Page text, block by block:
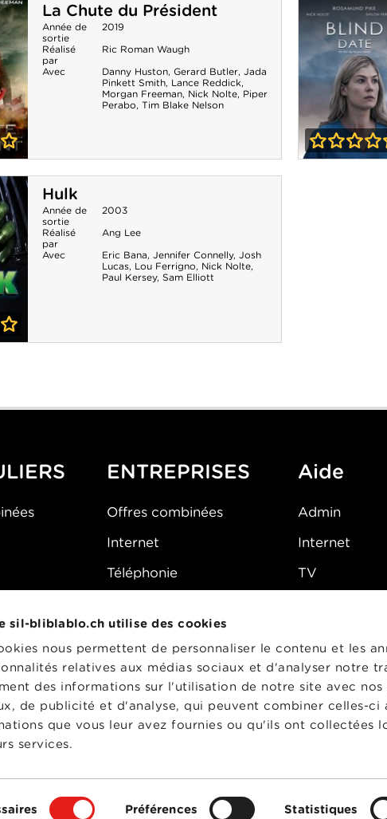
sil-bliblablo.ch utilise des cookies
nous permettent de personnaliser le contenu et les
relatives aux médias sociaux et d'analyser notre
des informations sur l'utilisation de notre site avec nos
de publicité et d'analyse, qui peuvent combiner celles-ci
que vous leur avez fournies ou qu'ils ont collectées
services.
Préférences Statistiques
La Chute du Président
Année de
sortie
2019
Réalisé
par
Ric Roman Waugh
Avec
Danny Huston, Gerard Butler, Jada
Pinkett Smith, Lance Reddick,
Morgan Freeman, Nick Nolte, Piper
Perabo, Tim Blake Nelson
Hulk
Année de
sortie
2003
Réalisé
par
Ang Lee
Avec
Eric Bana, Jennifer Connelly, Josh
Lucas, Lou Ferrigno, Nick Nolte,
Paul Kersey, Sam Elliott
ENTREPRISES
Offres combinées
Internet
Téléphonie
Aide
Admin
Internet
TV
Fibre
Sécurité
État du